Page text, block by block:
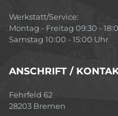
Werkstatt/Service:
Montag - Freitag 09:30 -
Samstag 10:00 - 15:00 Uhr
ANSCHRIFT /
Fehrfeld 62
28203 Bremen